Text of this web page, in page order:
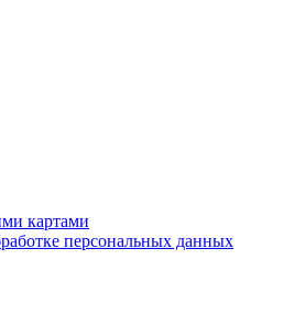
картами
персональных данных